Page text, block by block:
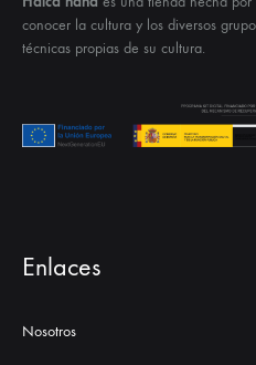
conocer la cultura y los diversos
técnicas propias de su cultura.
Enlaces
Nosotros